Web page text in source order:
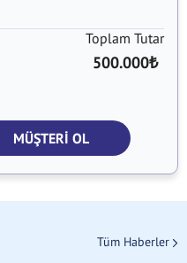
Toplam Tutar
500.000₺
MÜŞTERİ OL
Tüm Haberler